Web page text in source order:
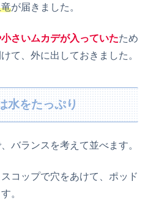
が届きました。
さいムカデが入っていたため
て、外に出しておきました。
をたっぷり
バランスを考えて並べます。
コップで穴をあけて、ポッド
。